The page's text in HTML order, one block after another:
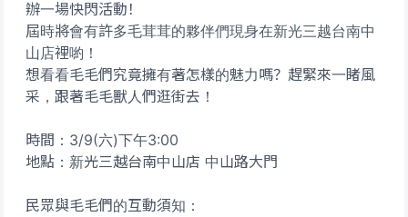
辦一場快閃活動！
屆時將會有許多毛茸茸的夥伴們現身在新光三越台南中
山店裡喲！
想看看毛毛們究竟擁有著怎樣的魅力嗎？趕緊來一睹風
采，跟著毛毛獸人們逛街去！
時間：3/9(六)下午3:00
地點：新光三越台南中山店 中山路大門
民眾與毛毛們的互動須知：